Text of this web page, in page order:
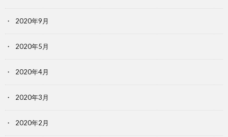
2020年9月
2020年5月
2020年4月
2020年3月
2020年2月